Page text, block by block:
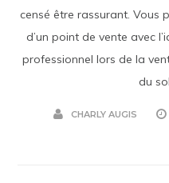
censé être rassurant. Vous
d’un point de vente avec
professionnel lors de la
du
CHARLY AUGIS